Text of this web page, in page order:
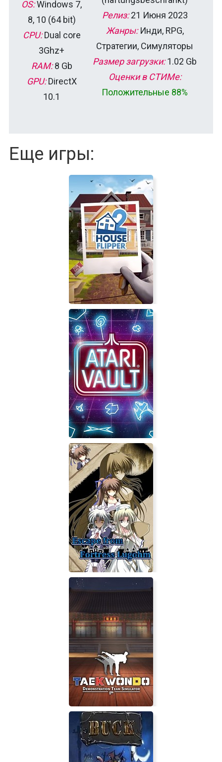
OS:Windows 7,
8, 10 (64 bit)
CPU:Dual core
3Ghz+
RAM:8 Gb
GPU:DirectX
10.1
Релиз:21 Июня 2023
Жанры:Инди, RPG,
Стратегии, Симуляторы
Размер загрузки:1.02 Gb
Оценки в СТИМе:
Положительные 88%
Еще игры:
House Flipper 2
Atari Vault
Escape from Fortress Lugohm